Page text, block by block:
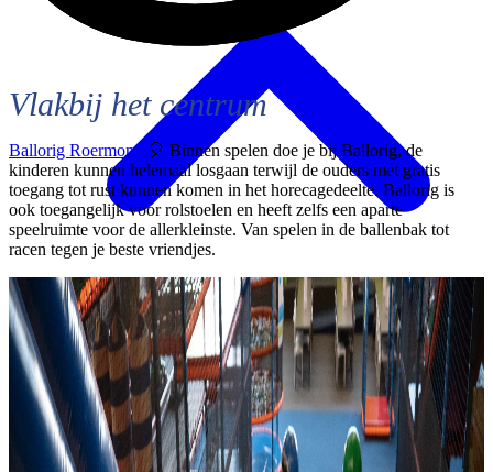
Vlakbij het centrum
Ballorig Roermond
🎈 Binnen spelen doe je bij Ballorig, de
kinderen kunnen helemaal losgaan terwijl de ouders met gratis
toegang tot rust kunnen komen in het horecagedeelte. Ballorig is
ook toegangelijk voor rolstoelen en heeft zelfs een aparte
speelruimte voor de allerkleinste. Van spelen in de ballenbak tot
racen tegen je beste vriendjes.